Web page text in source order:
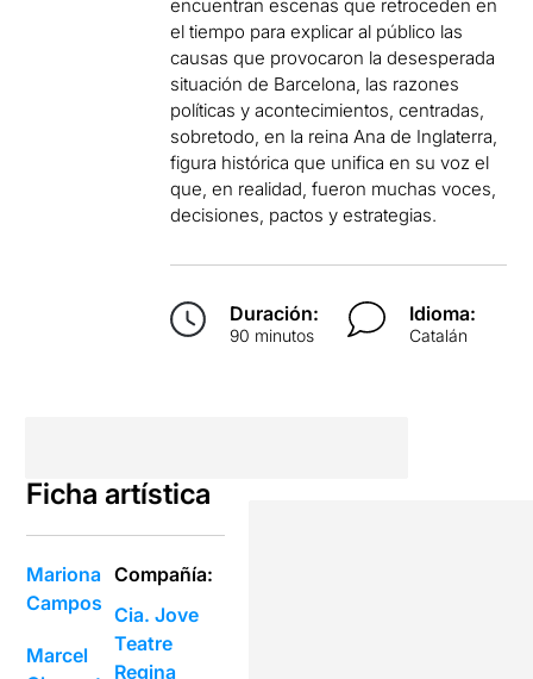
encuentran escenas que retroceden en
el tiempo para explicar al público las
causas que provocaron la desesperada
situación de Barcelona, las razones
políticas y acontecimientos, centradas,
sobretodo, en la reina Ana de Inglaterra,
figura histórica que unifica en su voz el
que, en realidad, fueron muchas voces,
decisiones, pactos y estrategias.
Duración:
90 minutos
Idioma:
Catalán
Ficha artística
Mariona
Campos
Marcel
Compañía:
Cia. Jove
Teatre
Regina